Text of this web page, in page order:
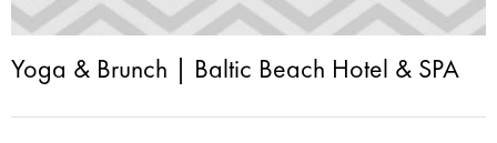
Yoga & Brunch | Baltic Beach Hotel & SPA